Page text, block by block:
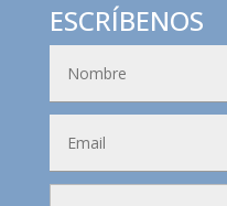
ESCRÍBENOS